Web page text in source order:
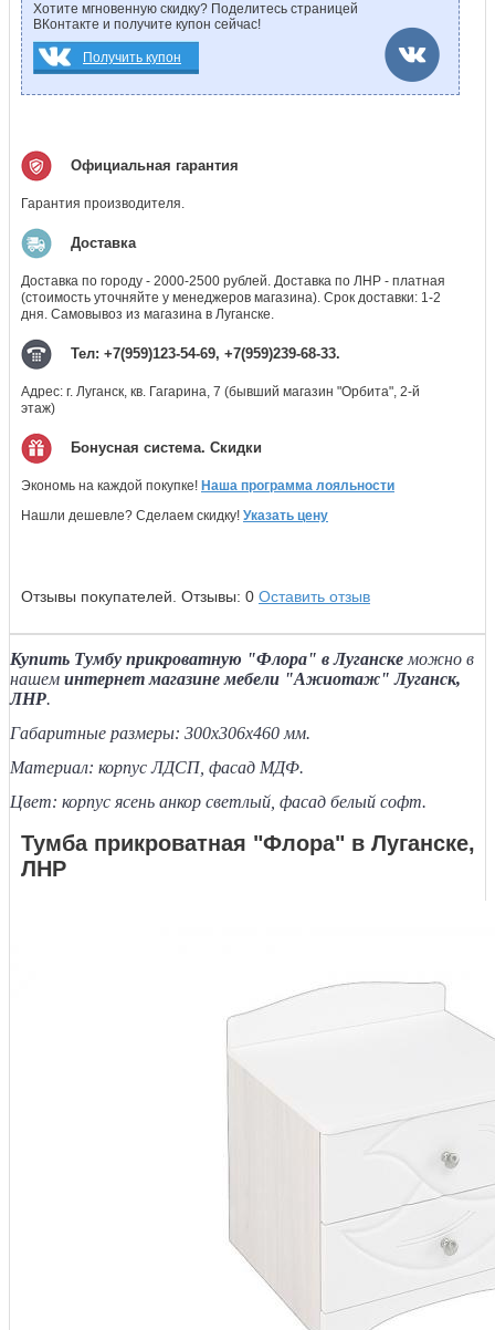
Хотите мгновенную скидку? Поделитесь страницей
ВКонтакте и получите купон сейчас!
Получить купон
Официальная гарантия
Гарантия производителя.
Доставка
Доставка по городу - 2000-2500 рублей. Доставка по ЛНР - платная
(стоимость уточняйте у менеджеров магазина). Срок доставки: 1-2
дня. Самовывоз из магазина в Луганске.
Тел: +7(959)123-54-69, +7(959)239-68-33.
Адрес: г. Луганск, кв. Гагарина, 7 (бывший магазин "Орбита", 2-й
этаж)
Бонусная система. Скидки
Экономь на каждой покупке! Наша программа лояльности
Нашли дешевле? Сделаем скидку! Указать цену
Отзывы покупателей. Отзывы: 0 Оставить отзыв
Купить Тумбу прикроватную "Флора" в Луганске можно в
нашем интернет магазине мебели "Ажиотаж" Луганск,
ЛНР.
Габаритные размеры: 300х306х460 мм.
Материал: корпус ЛДСП, фасад МДФ.
Цвет: корпус ясень анкор светлый, фасад белый софт.
Тумба прикроватная "Флора" в Луганске,
ЛНР